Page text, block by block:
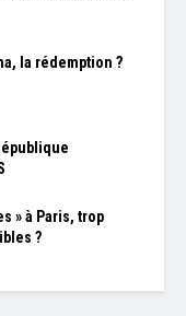
la rédemption ?
» à Paris, trop
?